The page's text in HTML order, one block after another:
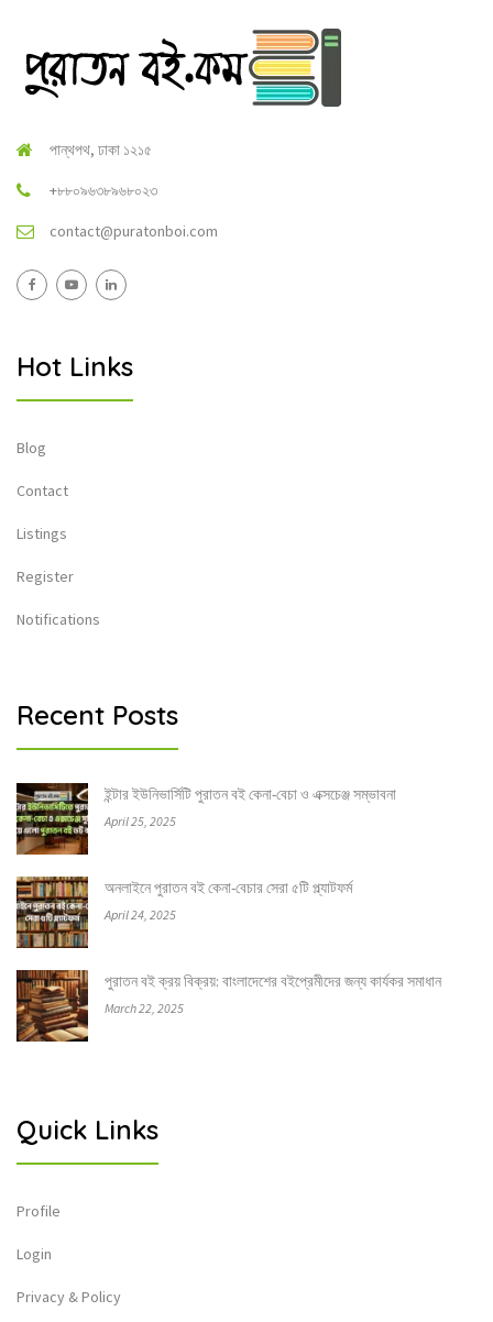
পান্থপথ, ঢাকা ১২১৫
+৮৮০৯৬৩৮৯৬৮০২৩
contact@puratonboi.com
Hot Links
Blog
Contact
Listings
Register
Notifications
Recent Posts
ইন্টার ইউনিভার্সিটি পুরাতন বই কেনা-বেচা ও এক্সচেঞ্জ সম্ভাবনা
April 25, 2025
অনলাইনে পুরাতন বই কেনা-বেচার সেরা ৫টি প্ল্যাটফর্ম
April 24, 2025
পুরাতন বই ক্রয় বিক্রয়: বাংলাদেশের বইপ্রেমীদের জন্য কার্যকর সমাধান
March 22, 2025
Quick Links
Profile
Login
Privacy & Policy